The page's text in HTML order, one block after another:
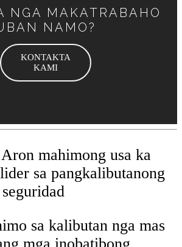
NGA MAKATRABAHO
NAMO?
KONTAKTA
KAMI
mahimong usa ka
sa pangkalibutanong
sa kalibutan nga mas